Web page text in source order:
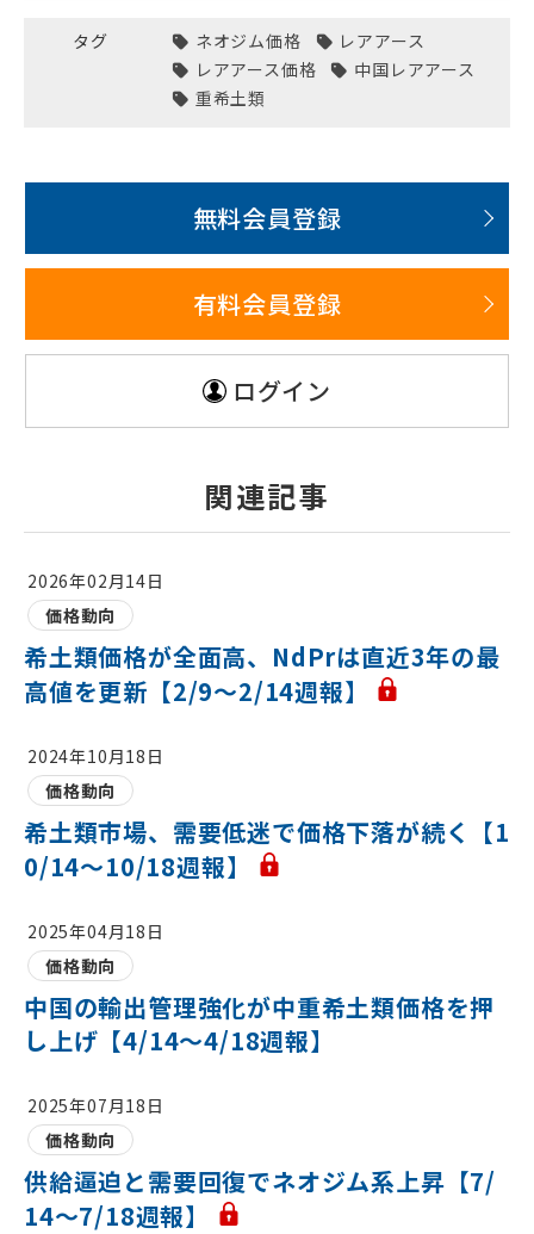
タグ ネオジム価格
レアアース
レアアース価格
中国レアアース
重希土類
無料会員登録
有料会員登録
ログイン
関連記事
2026年02月14日
価格動向
希土類価格が全面高、NdPrは直近3年の最
高値を更新【2/9～2/14週報】
2024年10月18日
価格動向
希土類市場、需要低迷で価格下落が続く【1
0/14～10/18週報】
2025年04月18日
価格動向
中国の輸出管理強化が中重希土類価格を押
し上げ【4/14～4/18週報】
2025年07月18日
価格動向
供給逼迫と需要回復でネオジム系上昇【7/
14～7/18週報】